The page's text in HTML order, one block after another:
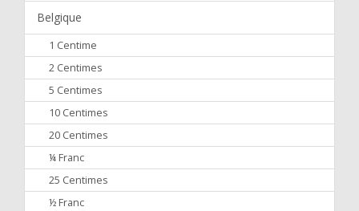
Belgique
1 Centime
2 Centimes
5 Centimes
10 Centimes
20 Centimes
¼ Franc
25 Centimes
½ Franc